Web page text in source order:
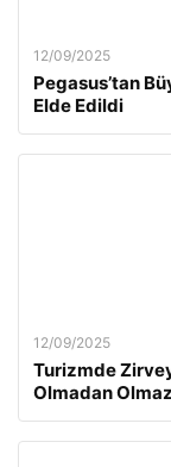
12/09/2025
Pegasus’tan
Elde Edildi
12/09/2025
Turizmde
Olmadan